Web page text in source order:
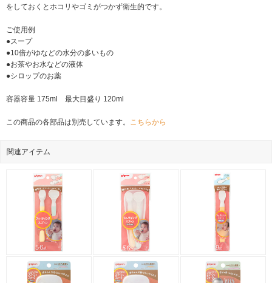
をしておくとホコリやゴミがつかず衛生的です。
ご使用例
●スープ
●10倍がゆなどの水分の多いもの
●お茶やお水などの液体
●シロップのお薬
容器容量 175ml 最大目盛り 120ml
この商品の各部品は別売しています。 こちらから
関連アイテム